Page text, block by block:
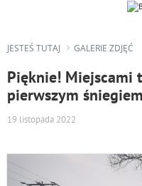
JESTEŚ TUTAJ GALERIE ZDJĘĆ
Pięknie! Miejscami
pierwszym
19 listopada 2022